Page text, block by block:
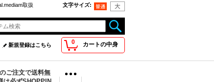
取扱 文字サイズ:
0 カートの中身
新規登録はこちら
ご注文で送料無